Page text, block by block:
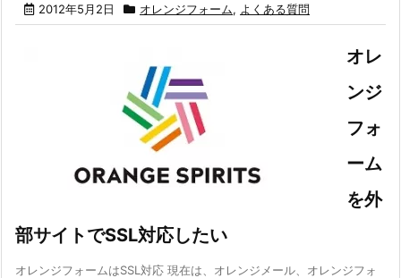
2012年5月2日 オレンジフォーム, よくある質問
オレ
ンジ
フォ
ーム
を外
部サイトでSSL対応したい
オレンジフォームはSSL対応 現在は、オレンジメール、オレンジフォ